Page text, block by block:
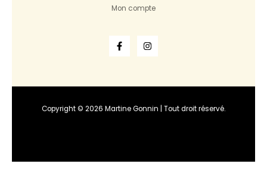
Mon compte
Copyright © 2026 Martine Gonnin | Tout droit réservé.